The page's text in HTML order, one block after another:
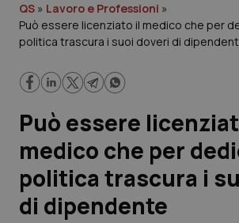
Governo e Parlamento
Regioni e Asl
Lavoro e Professioni
Scienza e Farmaci
Studi e Analisi
QS » Lavoro e Professioni »
Può essere licenziato il medico che per
politica trascura i suoi doveri di
Può essere
medico che per
politica trascura i
di dipendente